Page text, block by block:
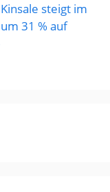
steigt im
31 % auf